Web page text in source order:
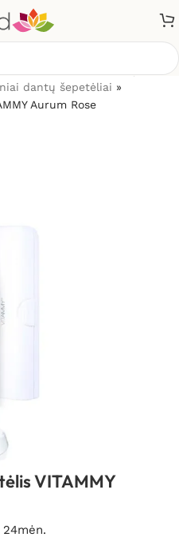
dantų šepetėliai »
Aurum Rose
VITAMMY
24mėn.